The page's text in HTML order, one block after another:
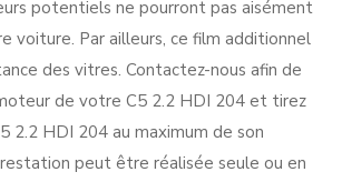
potentiels ne pourront pas aisément
voiture. Par ailleurs, ce film additionnel
des vitres. Contactez-nous afin de
de votre C5 2.2 HDI 204 et tirez
2.2 HDI 204 au maximum de son
peut être réalisée seule ou en